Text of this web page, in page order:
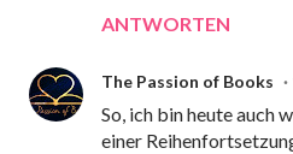
ANTWORTEN
The Passion of Books
So, ich bin heute auch
einer